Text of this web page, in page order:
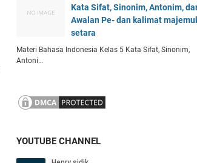
Kata Sifat, Sinonim, Antonim,
Awalan Pe- dan kalimat
setara
Materi Bahasa Indonesia Kelas 5 Kata Sifat, Sinonim,
Antoni…
YOUTUBE CHANNEL